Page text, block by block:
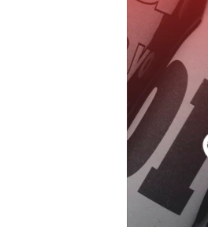
УКРАИНСКАЯ ПРОБЛЕМА КРЫМА